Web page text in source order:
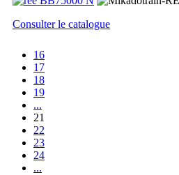
Consulter le catalogue
16
17
18
19
...
21
22
23
24
...